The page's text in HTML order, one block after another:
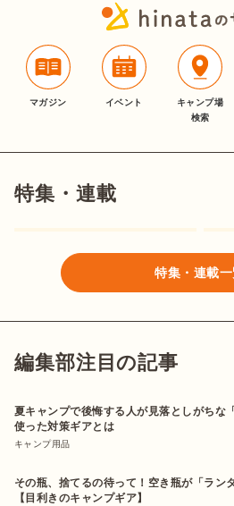
マガジン イベント
キャンプ場
検索
特集・連載
特集・連載
編集部注目の記事
夏キャンプで後悔する人が見落としがちな
使った対策ギアとは
キャンプ用品
その瓶、捨てるの待って！空き瓶が「ラン
【目利きのキャンプギア】